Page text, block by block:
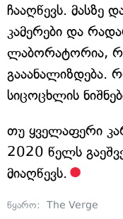
ჩააღწევს. მასზე
კამერები და
ლაბორატორია,
გააანალიზდება.
სიცოცხლის
თუ ყველაფერი
2020 წელს
მიაღწევს.
წყარო: The Verge